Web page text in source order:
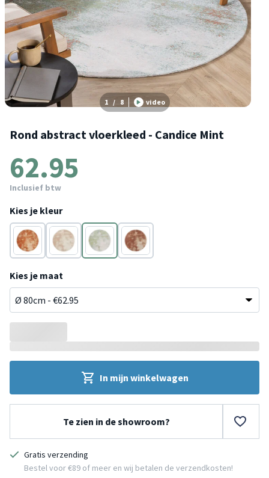
1 / 8 video
Rond abstract vloerkleed - Candice Mint
62.95
Inclusief btw
Kies je kleur
TerracottaTaupe MintgroenRoze
Kies je maat
In mijn winkelwagen
Te zien in de showroom?
Gratis verzending
Bestel voor €89 of meer en wij betalen de verzendkosten!